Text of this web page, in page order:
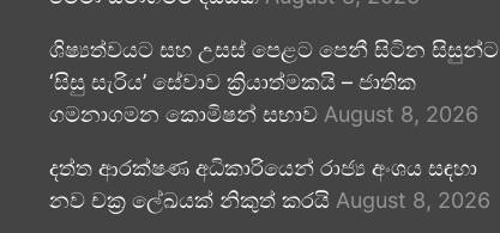
ශිෂ්‍යත්වයට සහ උසස් පෙළට පෙනී සිටින සිසුන්ට
‘සිසු සැරිය’ සේවාව ක්‍රියාත්මකයි – ජාතික
ගමනාගමන කොමිෂන් සභාව August 8, 2026
දත්ත ආරක්ෂණ අධිකාරියෙන් රාජ්‍ය අංශය සඳහා
නව චක්‍ර ලේඛයක් නිකුත් කරයි August 8, 2026